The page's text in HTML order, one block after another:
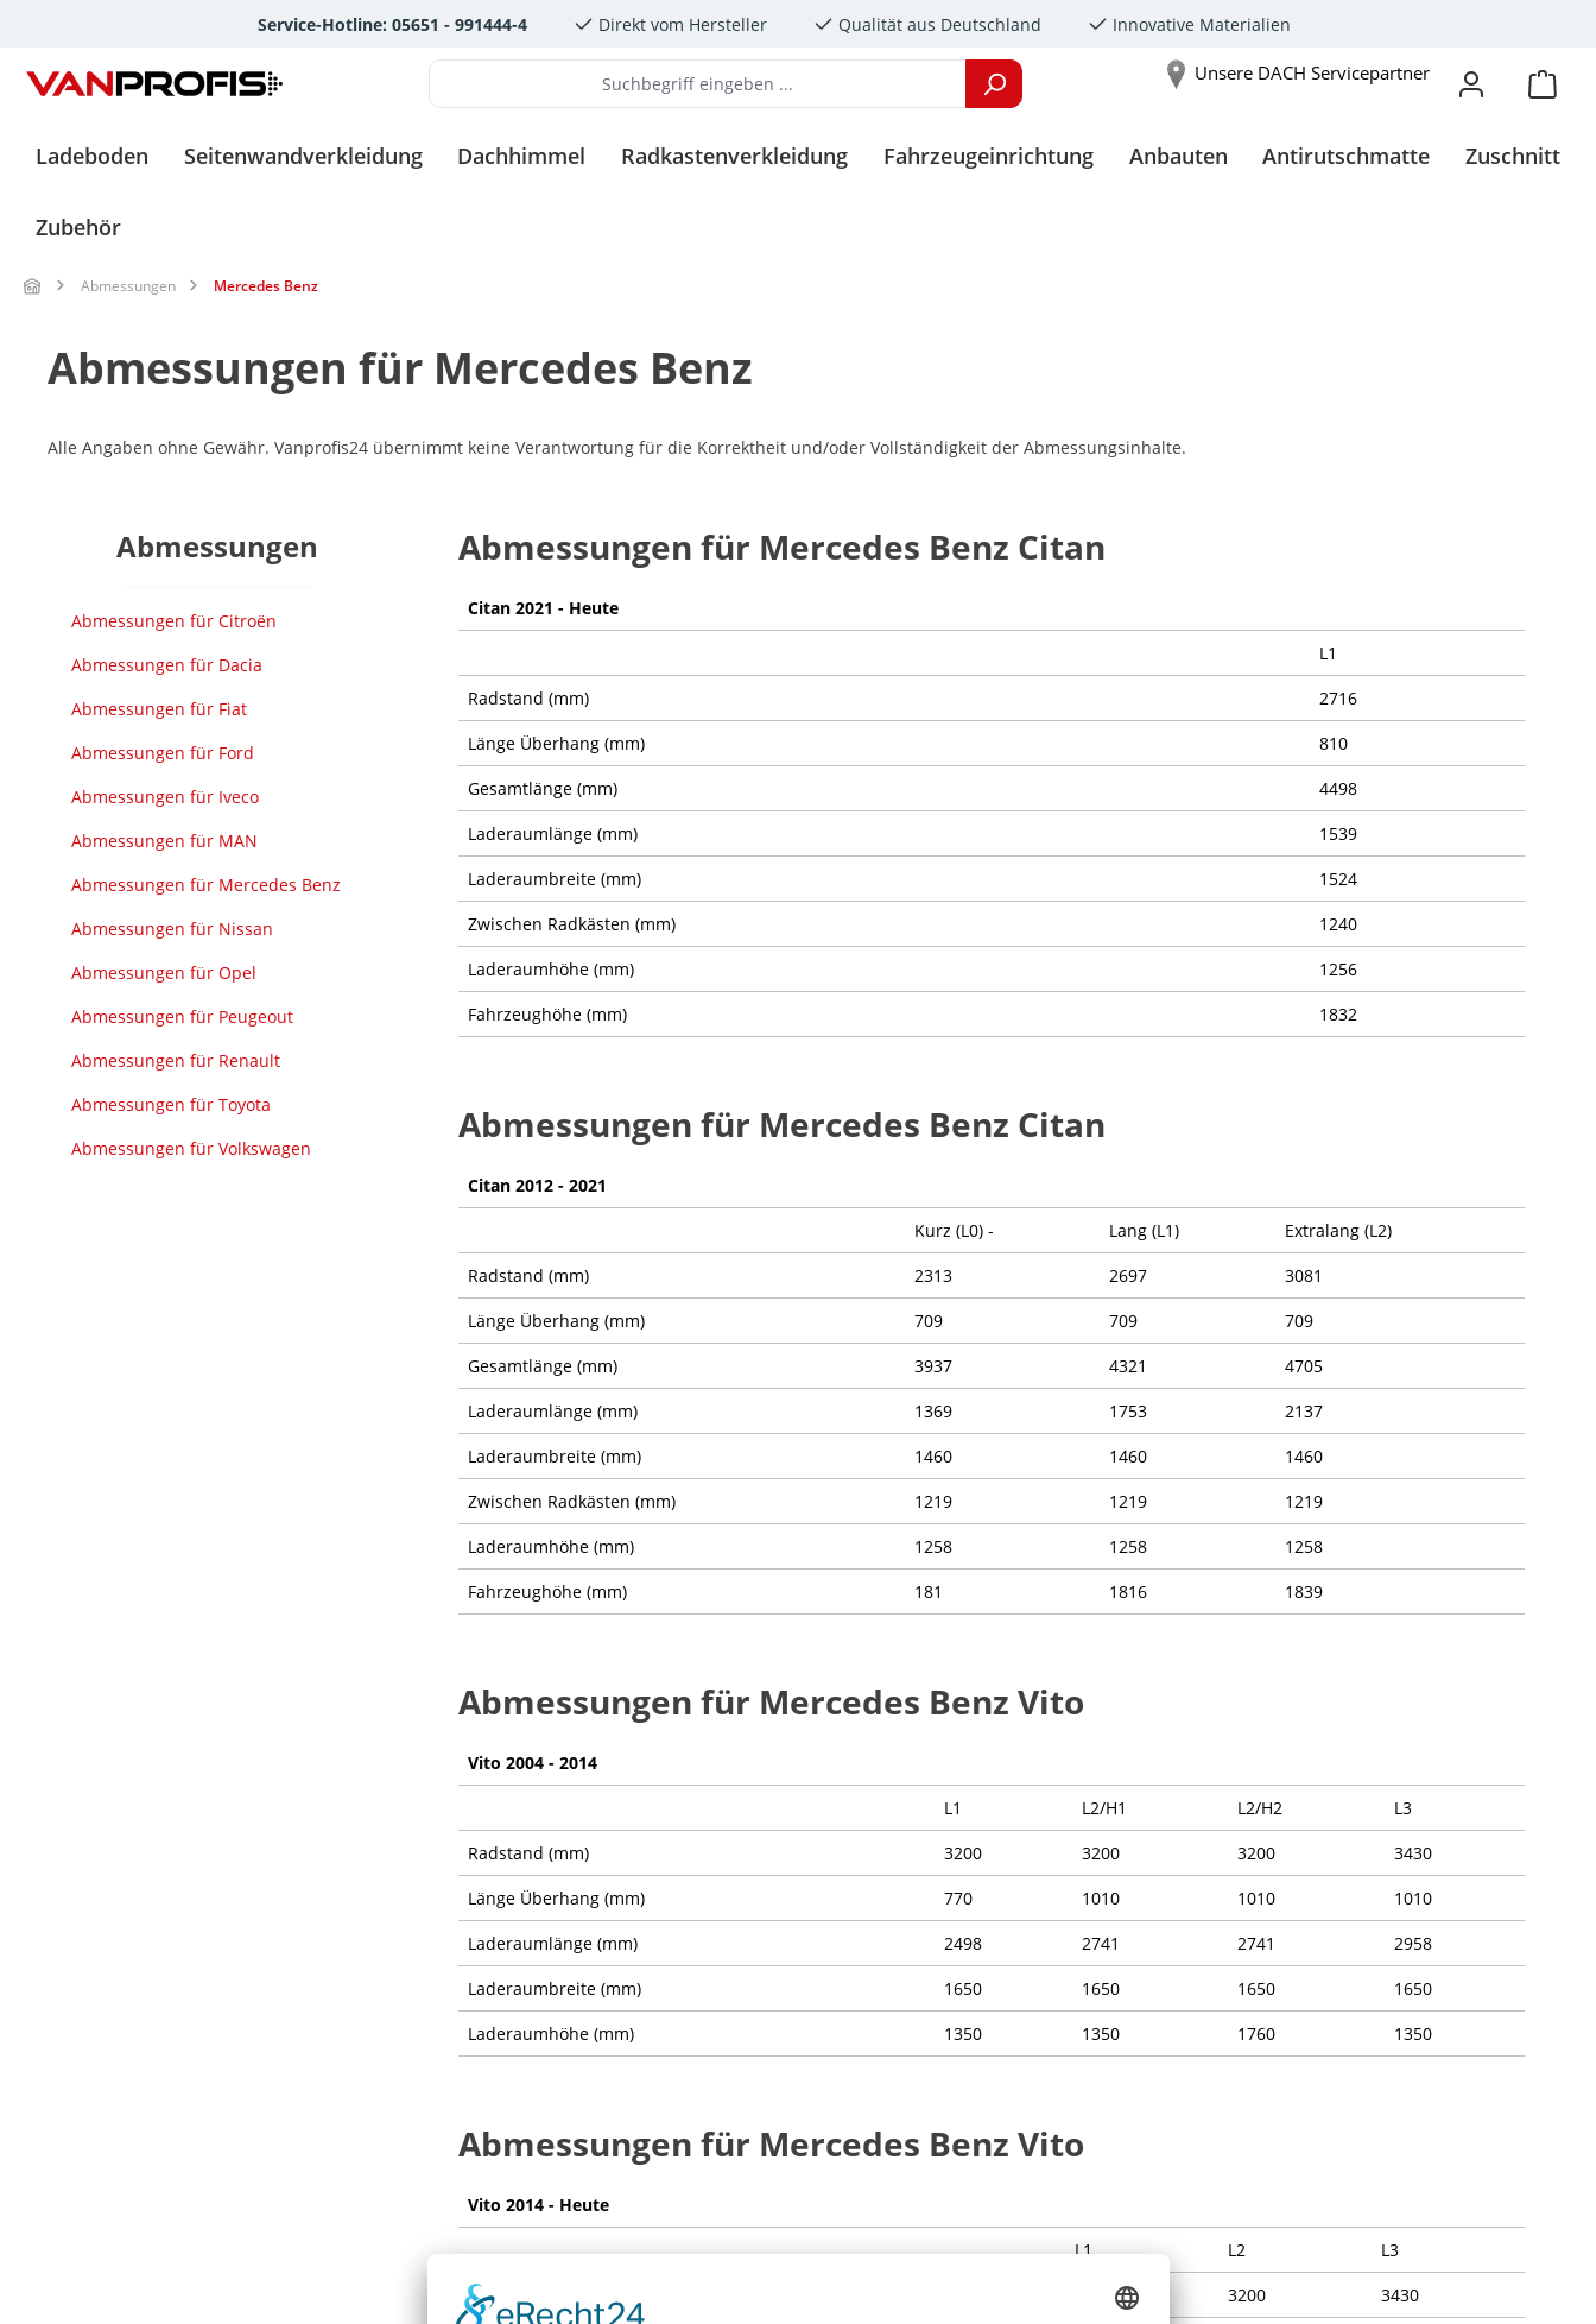
Zur Hauptnavigation springenService-Hotline: 05651 - 991444-4 Direkt vom Hersteller Qualität aus Deutschland Innovative Materialien
Unsere DACH Servicepartner
Ladeboden Seitenwandverkleidung Dachhimmel Radkastenverkleidung Fahrzeugeinrichtung Anbauten Antirutschmatte Zuschnitt
Zubehör
Abmessungen Mercedes Benz
Abmessungen für Mercedes Benz
Alle Angaben ohne Gewähr. Vanprofis24 übernimmt keine Verantwortung für die Korrektheit und/oder Vollständigkeit der Abmessungsinhalte.
Abmessungen
Abmessungen für Citroën
Abmessungen für Dacia
Abmessungen für Fiat
Abmessungen für Ford
Abmessungen für Iveco
Abmessungen für MAN
Abmessungen für Mercedes Benz
Abmessungen für Nissan
Abmessungen für Opel
Abmessungen für Peugeout
Abmessungen für Renault
Abmessungen für Toyota
Abmessungen für Volkswagen
Abmessungen für Mercedes Benz Citan
Citan 2021 - Heute
L1
Radstand (mm)
2716
Länge Überhang (mm)
810
Gesamtlänge (mm)
4498
Laderaumlänge (mm)
1539
Laderaumbreite (mm)
1524
Zwischen Radkästen (mm)
1240
Laderaumhöhe (mm)
1256
Fahrzeughöhe (mm)
1832
Abmessungen für Mercedes Benz Citan
Citan 2012 - 2021
Kurz (L0) -
Lang (L1)
Extralang (L2)
Radstand (mm)
2313 2697
3081
Länge Überhang (mm)
709 709
709
Gesamtlänge (mm)
3937 4321
4705
Laderaumlänge (mm)
1369 1753
2137
Laderaumbreite (mm)
1460 1460
1460
Zwischen Radkästen (mm)
1219 1219
1219
Laderaumhöhe (mm)
1258 1258
1258
Fahrzeughöhe (mm)
181 1816 1839
Abmessungen für Mercedes Benz Vito
Vito 2004 - 2014
L1
L2/H1 L2/H2
L3
Radstand (mm)
3200 3200 3200
3430
Länge Überhang (mm)
770 1010 1010
1010
Laderaumlänge (mm)
2498 2741 2741
2958
Laderaumbreite (mm)
1650 1650 1650
1650
Laderaumhöhe (mm)
1350 1350 1760 1350
Abmessungen für Mercedes Benz Vito
Vito 2014 - Heute
L1
L2
L3
Radstand (mm)
3200
3430